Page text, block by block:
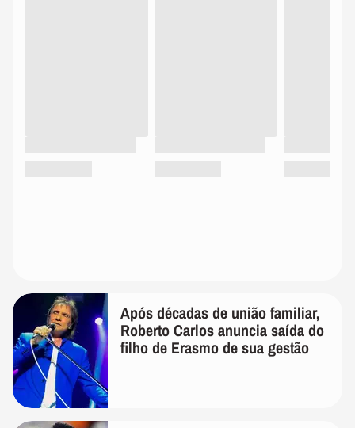
Após décadas de união familiar,
Roberto Carlos anuncia saída do
filho de Erasmo de sua gestão